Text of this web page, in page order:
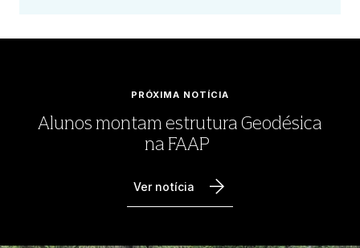
PRÓXIMA NOTÍCIA
Alunos montam estrutura Geodésica
na FAAP
Ver notícia